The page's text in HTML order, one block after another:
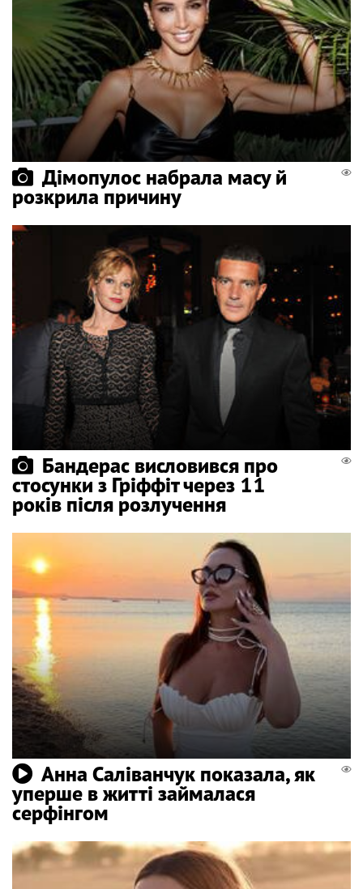
Дімопулос набрала масу й
розкрила причину
Бандерас висловився про
стосунки з Гріффіт через 11
років після розлучення
Анна Саліванчук показала, як
уперше в житті займалася
серфінгом